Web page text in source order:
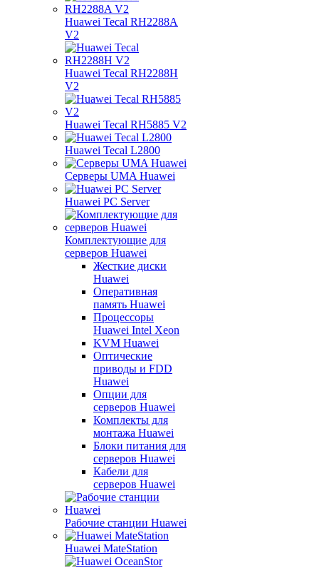
Huawei Tecal RH2288A
V2
Huawei Tecal RH2288H
V2
Huawei Tecal RH5885 V2
Huawei Tecal L2800
Серверы UMA Huawei
Huawei PC Server
Комплектующие для
серверов Huawei
Жесткие диски
Huawei
Оперативная
память Huawei
Процессоры
Huawei Intel Xeon
KVM Huawei
Оптические
приводы и FDD
Huawei
Опции для
серверов Huawei
Комплекты для
монтажа Huawei
Блоки питания для
серверов Huawei
Кабели для
серверов Huawei
Рабочие станции Huawei
Huawei MateStation